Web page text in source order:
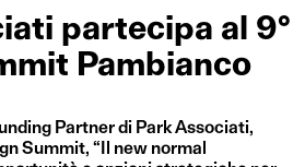
partecipa al 9°
Pambianco
Partner di Park Associati,
Summit, “Il new normal